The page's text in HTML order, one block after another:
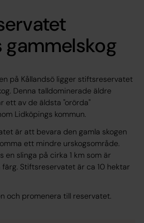
gammelskog
på Kållandsö ligger stiftsreservatet
Denna talldominerade äldre
ett av de äldsta "orörda"
Lidköpings kommun.
är att bevara den gamla skogen
ett mindre urskogsområde.
en slinga på cirka 1 km som är
Stiftsreservatet är ca 10 hektar
och promenera till reservatet.